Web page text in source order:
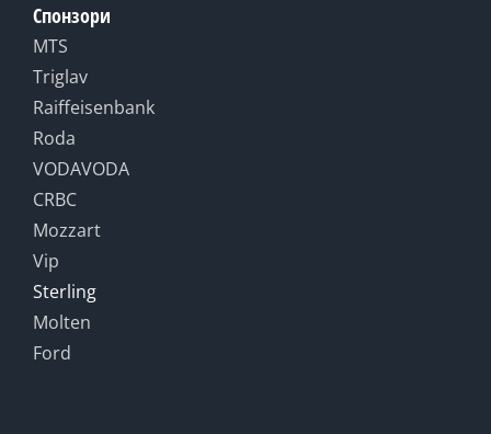
Спонзори
MTS
Triglav
Raiffeisenbank
Roda
VODAVODA
CRBC
Mozzart
Vip
Sterling
Molten
Ford